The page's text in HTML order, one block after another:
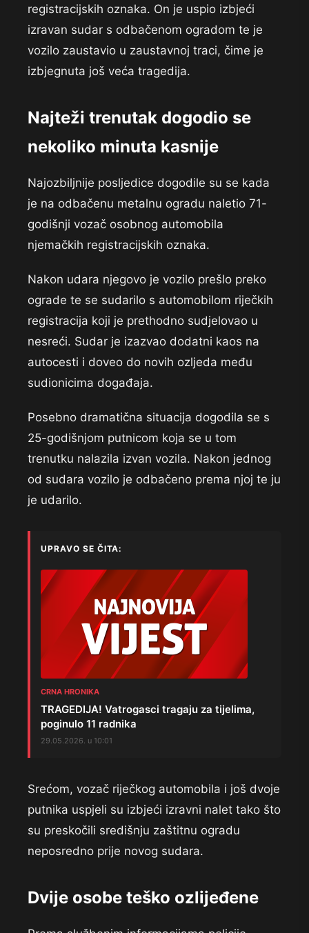
registracijskih oznaka. On je uspio izbjeći
izravan sudar s odbačenom ogradom te je
vozilo zaustavio u zaustavnoj traci, čime je
izbjegnuta još veća tragedija.
Najteži trenutak dogodio se
nekoliko minuta kasnije
Najozbiljnije posljedice dogodile su se kada
je na odbačenu metalnu ogradu naletio 71-
godišnji vozač osobnog automobila
njemačkih registracijskih oznaka.
Nakon udara njegovo je vozilo prešlo preko
ograde te se sudarilo s automobilom riječkih
registracija koji je prethodno sudjelovao u
nesreći. Sudar je izazvao dodatni kaos na
autocesti i doveo do novih ozljeda među
sudionicima događaja.
Posebno dramatična situacija dogodila se s
25-godišnjom putnicom koja se u tom
trenutku nalazila izvan vozila. Nakon jednog
od sudara vozilo je odbačeno prema njoj te ju
je udarilo.
UPRAVO SE ČITA:
CRNA HRONIKA
TRAGEDIJA! Vatrogasci tragaju za tijelima,
poginulo 11 radnika
29.05.2026. u 10:01
Srećom, vozač riječkog automobila i još dvoje
putnika uspjeli su izbjeći izravni nalet tako što
su preskočili središnju zaštitnu ogradu
neposredno prije novog sudara.
Dvije osobe teško ozlijeđene